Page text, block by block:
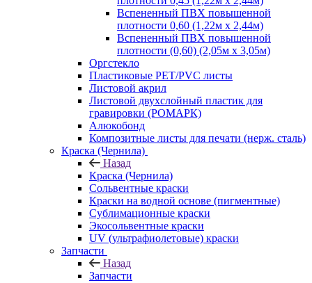
Вспененный ПВХ повышенной
плотности 0,60 (1,22м х 2,44м)
Вспененный ПВХ повышенной
плотности (0,60) (2,05м х 3,05м)
Оргстекло
Пластиковые PET/PVC листы
Листовой акрил
Листовой двухслойный пластик для
гравировки (РОМАРК)
Алюкобонд
Композитные листы для печати (нерж. сталь)
Краска (Чернила)
Назад
Краска (Чернила)
Сольвентные краски
Краски на водной основе (пигментные)
Сублимационные краски
Экосольвентные краски
UV (ультрафиолетовые) краски
Запчасти
Назад
Запчасти